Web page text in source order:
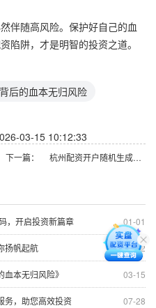
伴随高风险。保护好自己的血
陷阱，才是明智的投资之道。
后的血本无归风险
03-15 10:12:33
下一篇： 杭州配资开户随机生成含有中立性、权威性、客观性、合规性和信息实用性适合网站发布不超30字的标题
01-01
，开启投资新篇章
12-12
扬帆起航
03-15
本无归风险》
07-28
务，助您高效投资